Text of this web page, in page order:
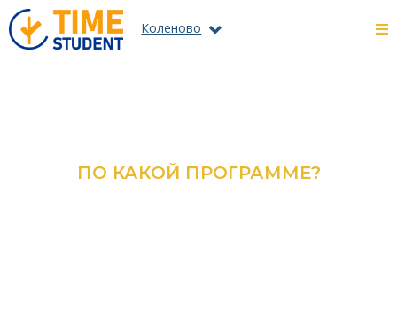
Коленово
ПО КАКОЙ ПРОГРАММЕ?